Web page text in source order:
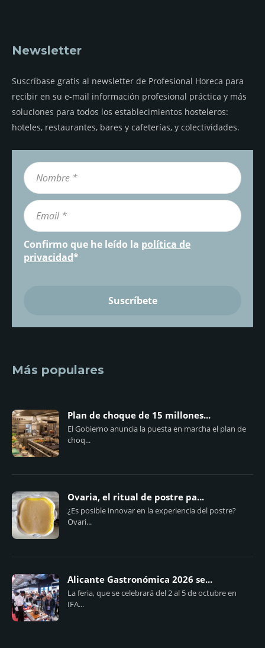
Newsletter
Suscríbase gratis al newsletter de Profesional Horeca para
recibir en su e-mail información profesional práctica y más
soluciones para todos los establecimientos hosteleros:
hoteles, restaurantes, bares y cafeterías, y colectividades.
Confirmo que he leído la política de
privacidad*
Más populares
Plan de choque de 15 millones...
El Gobierno anuncia la puesta en marcha el plan de
choq...
Ovaria, el ritual de postre pa...
¿Es posible innovar en la experiencia del postre?
Ovari...
Alicante Gastronómica 2026 se...
La feria, que se celebrará del 2 al 5 de octubre en
IFA...